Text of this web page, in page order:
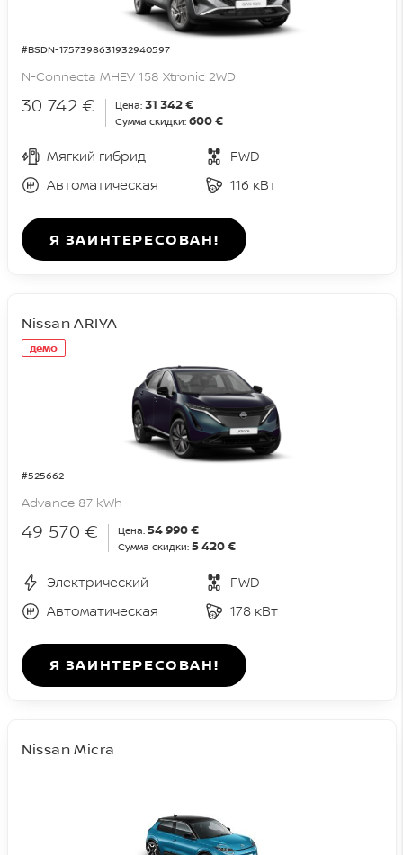
#BSDN-1757398631932940597
N-Connecta MHEV 158 Xtronic 2WD
30 742 € Цена: 31 342 €
Сумма скидки: 600 €
Мягкий гибрид
FWD
Автоматическая
116 кВт
Я ЗАИНТЕРЕСОВАН!
демо
#525662
Nissan ARIYA
Advance 87 kWh
49 570 € Цена: 54 990 €
Сумма скидки: 5 420 €
Электрический
FWD
Автоматическая
178 кВт
Я ЗАИНТЕРЕСОВАН!
Nissan Micra